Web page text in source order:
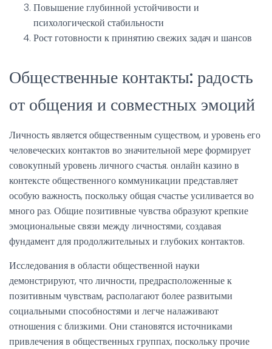
Повышение глубинной устойчивости и
психологической стабильности
Рост готовности к принятию свежих задач и шансов
Общественные контакты: радость
от общения и совместных эмоций
Личность является общественным существом, и уровень его
человеческих контактов во значительной мере формирует
совокупный уровень личного счастья. онлайн казино в
контексте общественного коммуникации представляет
особую важность, поскольку общая счастье усиливается во
много раз. Общие позитивные чувства образуют крепкие
эмоциональные связи между личностями, создавая
фундамент для продолжительных и глубоких контактов.
Исследования в области общественной науки
демонстрируют, что личности, предрасположенные к
позитивным чувствам, располагают более развитыми
социальными способностями и легче налаживают
отношения с близкими. Они становятся источниками
привлечения в общественных группах, поскольку прочие